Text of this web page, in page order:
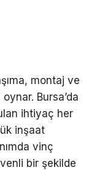
montaj ve
Bursa’da
ihtiyaç her
inşaat
vinç
bir şekilde